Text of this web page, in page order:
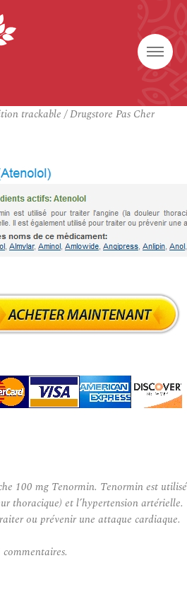
trackable / Drugstore Pas Cher
100 mg Tenormin. Tenormin est utilisé
thoracique) et l’hypertension artérielle.
ou prévenir une attaque cardiaque.
commentaires.